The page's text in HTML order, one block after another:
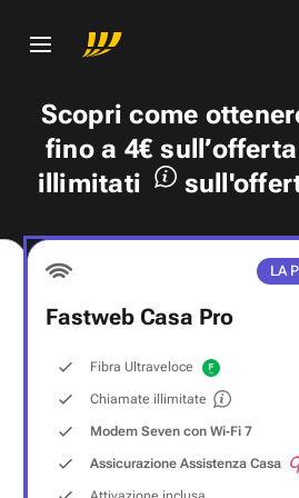
Scopri come
fino a 4€
illimitati
LA
Fastweb Casa Pro
Fibra Ultraveloce
Chiamate illimitate
Modem Seven con Wi‑Fi 7
Assicurazione Assistenza Casa